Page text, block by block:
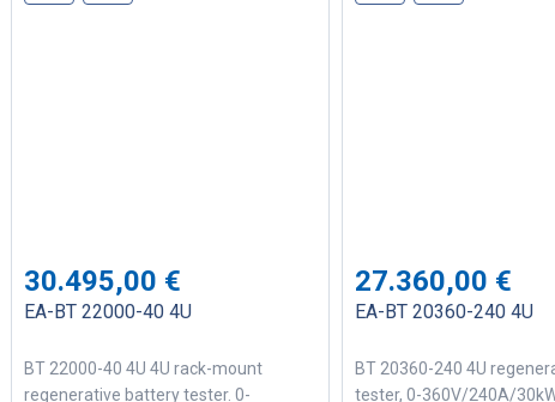
30.495,00 €
EA-BT 22000-40 4U
BT 22000-40 4U 4U rack-mount
regenerative battery tester. 0-
27.360,00 €
EA-BT 20360-240 4U
BT 20360-240 4U
tester, 0-360V/240A/